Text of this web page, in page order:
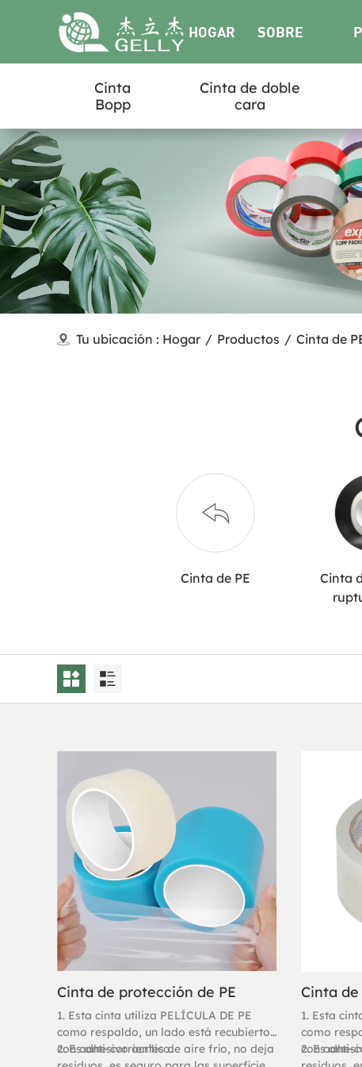
HOGAR SOBRE
NOSOTROS
Cinta
Bopp
Cinta de doble
cara
Tu ubicación : Hogar / Productos / Cinta de
Cinta de PE
Cinta
Cinta de protección de PE
1. Esta cinta utiliza PELÍCULA DE PE
como respaldo, un lado está recubierto
con adhesivo acrílico.
2. Es anti-corrientes de aire frío, no deja
Cinta
1. Esta
como
con
2. Es anti-